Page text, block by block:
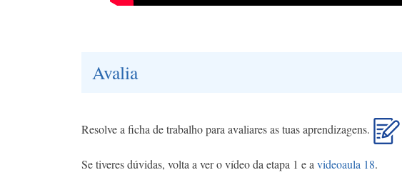
Avalia
Resolve a ficha de trabalho para avaliares as tuas aprendizagens.
Se tiveres dúvidas, volta a ver o vídeo da etapa 1 e avideoaula 18.